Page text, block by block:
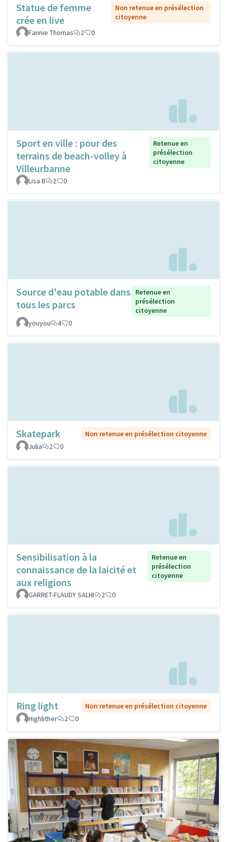
Statue de femme
crée en live
Non retenue en présélection
citoyenne
Fannie Thomas
2 0
Sport en ville : pour des
terrains de beach-volley à
Villeurbanne
Retenue en
présélection
citoyenne
Lisa B 2 0
Source d'eau potable dans
tous les parcs
Retenue en
présélection
citoyenne
youyou
4 0
Skatepark
Non retenue en présélection citoyenne
Julia
2 0
Sensibilisation à la
connaissance de la laicité et
aux religions
Retenue en
présélection
citoyenne
GARRET-FLAUDY SALHI 2 0
Ring light
Non retenue en présélection citoyenne
Highlither
2 0